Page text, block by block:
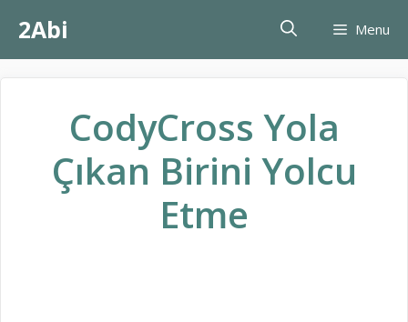
atla2Abi Menu
CodyCross Yola
Çıkan Birini Yolcu
Etme